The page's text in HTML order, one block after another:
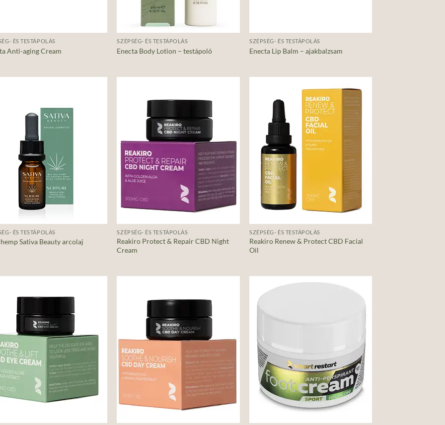
ÉS TESTÁPOLÁS
Anti-aging Cream
SZÉPSÉG- ÉS TESTÁPOLÁS
Enecta Body Lotion – testápoló
SZÉPSÉG- ÉS TESTÁPOLÁS
Enecta Lip Balm – ajakbalzsam
ÉS TESTÁPOLÁS
Sativa Beauty arcolaj
SZÉPSÉG- ÉS TESTÁPOLÁS
Reakiro Protect & Repair CBD Night
Cream
Add to
SZÉPSÉG- ÉS TESTÁPOLÁS
Reakiro Renew & Protect CBD Facial
Oil